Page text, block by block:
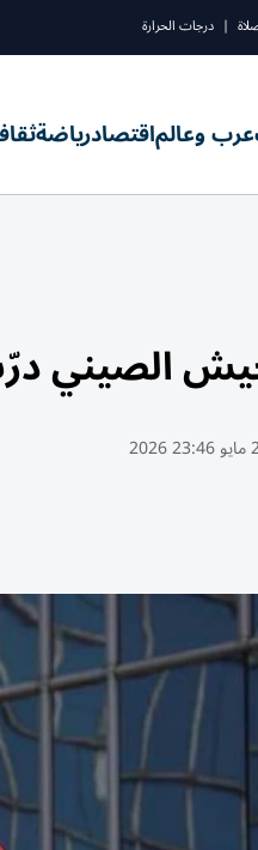
| درجات الحرارة
عرب وعالماقتصادرياضة
الصيني